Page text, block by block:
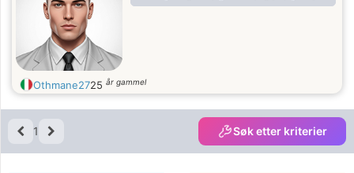
Othmane2725 år gammel
1 Søk etter kriterier